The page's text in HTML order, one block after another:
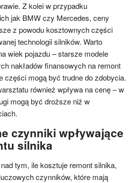
Z kolei w przypadku
jak BMW czy Mercedes, ceny
z powodu kosztownych części
technologii silników. Warto
wiek pojazdu – starsze modele
nakładów finansowych na remont
części mogą być trudne do zdobycia.
również wpływa na cenę – w
mogą być droższe niż w
czynniki wpływające
silnika
tym, ile kosztuje remont silnika,
czynników, które mają